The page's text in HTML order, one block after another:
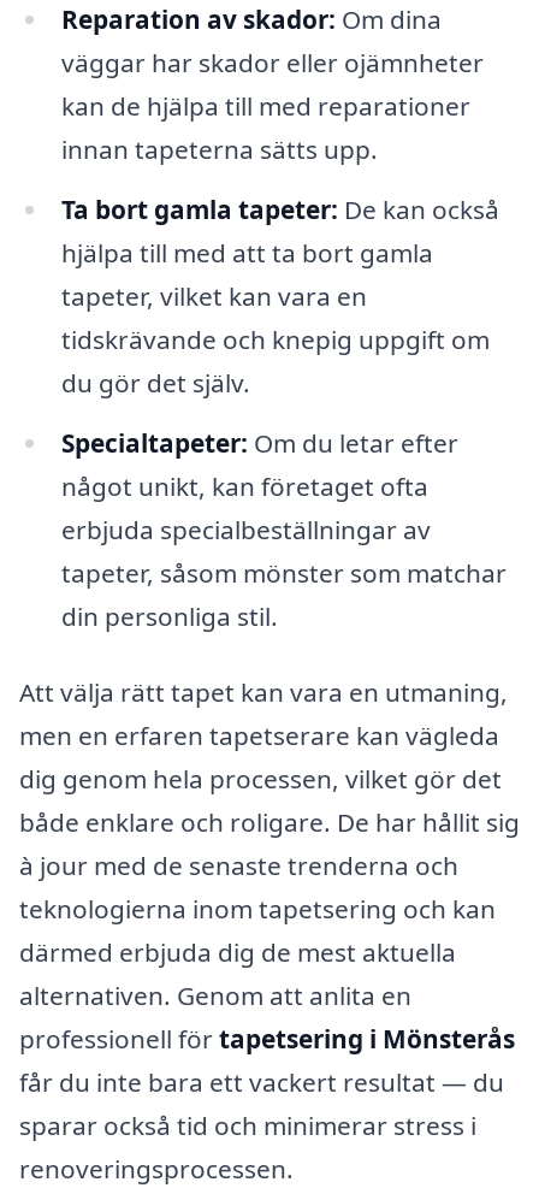
Reparation av skador: Om dina
väggar har skador eller ojämnheter
kan de hjälpa till med reparationer
innan tapeterna sätts upp.
Ta bort gamla tapeter: De kan också
hjälpa till med att ta bort gamla
tapeter, vilket kan vara en
tidskrävande och knepig uppgift om
du gör det själv.
Specialtapeter: Om du letar efter
något unikt, kan företaget ofta
erbjuda specialbeställningar av
tapeter, såsom mönster som matchar
din personliga stil.
Att välja rätt tapet kan vara en utmaning,
men en erfaren tapetserare kan vägleda
dig genom hela processen, vilket gör det
både enklare och roligare. De har hållit sig
à jour med de senaste trenderna och
teknologierna inom tapetsering och kan
därmed erbjuda dig de mest aktuella
alternativen. Genom att anlita en
professionell förtapetsering i Mönsterås
får du inte bara ett vackert resultat — du
sparar också tid och minimerar stress i
renoveringsprocessen.